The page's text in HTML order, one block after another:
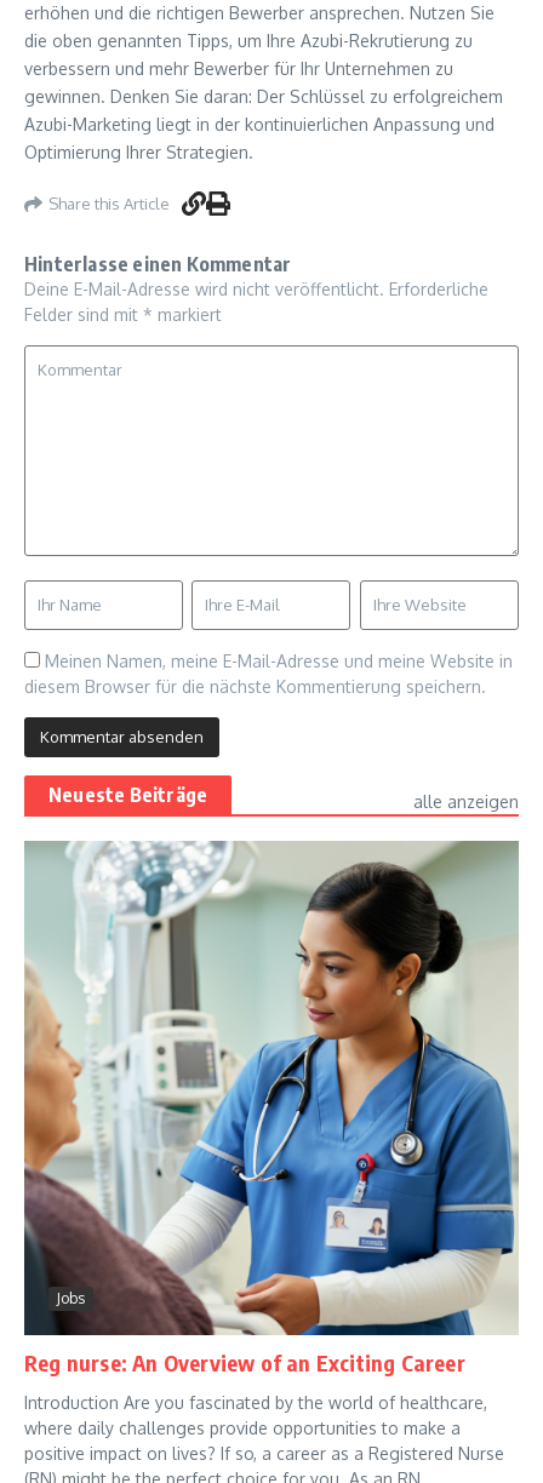
erhöhen und die richtigen Bewerber ansprechen. Nutzen Sie
die oben genannten Tipps, um Ihre Azubi-Rekrutierung zu
verbessern und mehr Bewerber für Ihr Unternehmen zu
gewinnen. Denken Sie daran: Der Schlüssel zu erfolgreichem
Azubi-Marketing liegt in der kontinuierlichen Anpassung und
Optimierung Ihrer Strategien.
Share this Article
Hinterlasse einen Kommentar
Deine E-Mail-Adresse wird nicht veröffentlicht. Erforderliche
Felder sind mit * markiert
Meinen Namen, meine E-Mail-Adresse und meine Website in
diesem Browser für die nächste Kommentierung speichern.
Neueste Beiträge alle anzeigen
Jobs
Reg nurse: An Overview of an Exciting Career
Introduction Are you fascinated by the world of healthcare,
where daily challenges provide opportunities to make a
positive impact on lives? If so, a career as a Registered Nurse